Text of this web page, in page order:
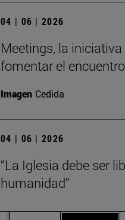
04 | 06 | 2026
Meetings, la
fomentar el
Imagen Cedida
04 | 06 | 2026
“La Iglesia debe ser
humanidad”